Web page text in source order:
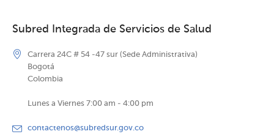
Subred Integrada de Servicios de Salud
Carrera 24C # 54 -47 sur (Sede Administrativa)
Bogotá
Colombia
Lunes a Viernes 7:00 am - 4:00 pm
contactenos@subredsur.gov.co